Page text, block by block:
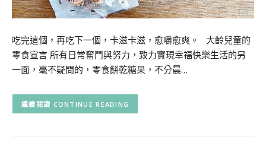
吃完這個，再吃下一個，卡滋卡滋，愈嚼愈爽。 大齡兒童的
零食宣言 所有日常奮鬥與努力，致力實現幸福快樂生活的另
一面，毫不疑問的，零食餅乾糖果，不分晨…
CONTINUE READING